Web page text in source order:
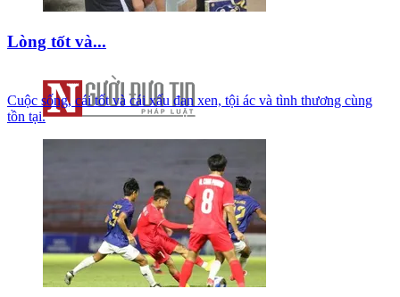
Lòng tốt và...
Cuộc sống, cái tốt và cái xấu đan xen, tội ác và tình thương cùng
tồn tại.